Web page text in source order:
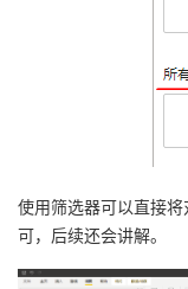
使用筛选器可以直接
可，后续还会讲解。